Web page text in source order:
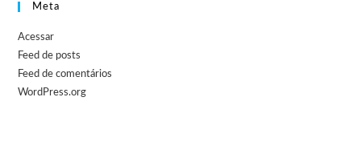
Meta
Acessar
Feed de posts
Feed de comentários
WordPress.org